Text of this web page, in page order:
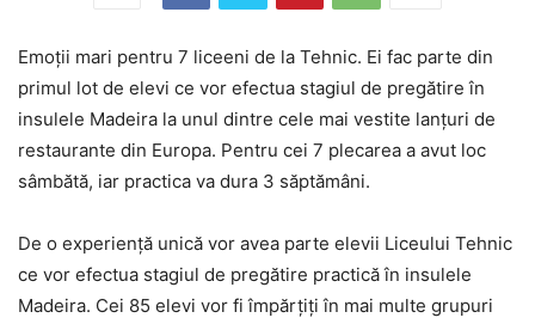
Emoții mari pentru 7 liceeni de la Tehnic. Ei fac parte din
primul lot de elevi ce vor efectua stagiul de pregătire în
insulele Madeira la unul dintre cele mai vestite lanțuri de
restaurante din Europa. Pentru cei 7 plecarea a avut loc
sâmbătă, iar practica va dura 3 săptămâni.
De o experiență unică vor avea parte elevii Liceului Tehnic
ce vor efectua stagiul de pregătire practică în insulele
Madeira. Cei 85 elevi vor fi împărțiți în mai multe grupuri